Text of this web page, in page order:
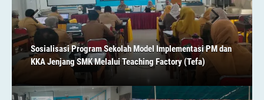
Sosialisasi Program Sekolah Model Implementasi PM dan
KKA Jenjang SMK Melalui Teaching Factory (Tefa)